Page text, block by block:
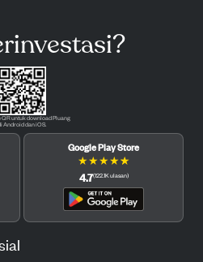
QR untuk download Pluang
Android dan iOS.
Google Play Store
★★★★★
4.7(122.1Kulasan)